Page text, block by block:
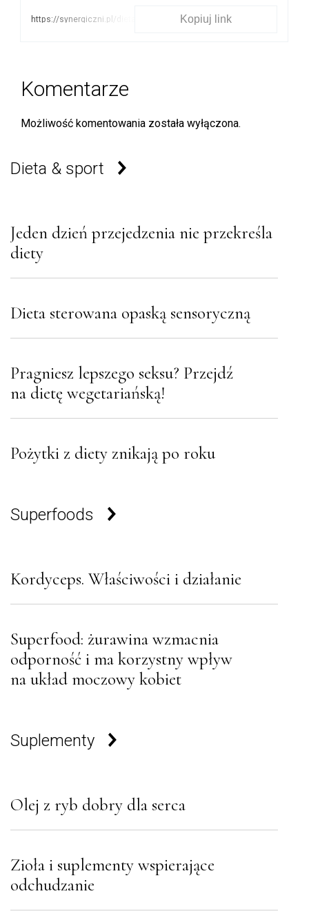
https://synergiczni.pl/dieta-
Kopiuj link
Komentarze
Możliwość komentowania została wyłączona.
Dieta & sport
Jeden dzień przejedzenia nie przekreśla
diety
Dieta sterowana opaską sensoryczną
Pragniesz lepszego seksu? Przejdź
na dietę wegetariańską!
Pożytki z diety znikają po roku
Superfoods
Kordyceps. Właściwości i działanie
Superfood: żurawina wzmacnia
odporność i ma korzystny wpływ
na układ moczowy kobiet
Suplementy
Olej z ryb dobry dla serca
Zioła i suplementy wspierające
odchudzanie